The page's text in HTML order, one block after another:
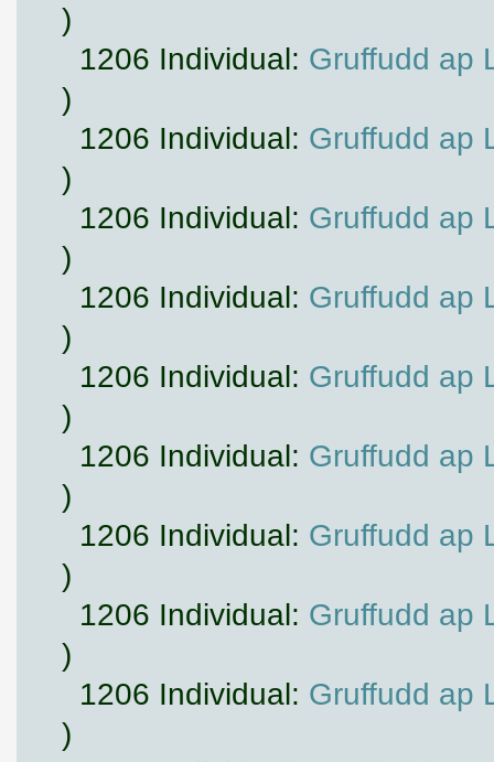
)
1206 Individual: Gruffudd ap
)
1206 Individual: Gruffudd ap
)
1206 Individual: Gruffudd ap
)
1206 Individual: Gruffudd ap
)
1206 Individual: Gruffudd ap
)
1206 Individual: Gruffudd ap
)
1206 Individual: Gruffudd ap
)
1206 Individual: Gruffudd ap
)
1206 Individual: Gruffudd ap
)